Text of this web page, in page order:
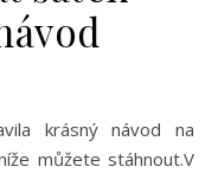
můžete stáhnout.V